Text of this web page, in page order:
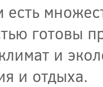
готовы
и
и отдыха.